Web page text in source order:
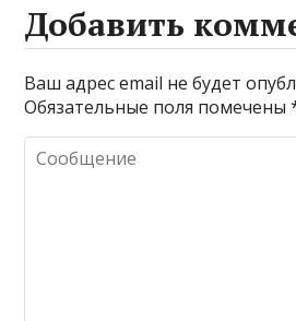
Добавить
Ваш адрес email не будет
Обязательные поля помечены